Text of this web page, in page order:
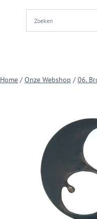
Home / Onze Webshop / 06.